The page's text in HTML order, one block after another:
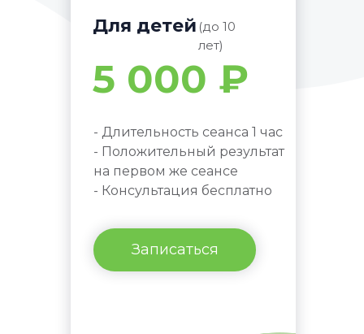
Для детей
5 000 ₽
- Длительность сеанса 1 час
- Положительный результат
на первом же сеансе
- Консультация бесплатно
Записаться
(до 10
лет)